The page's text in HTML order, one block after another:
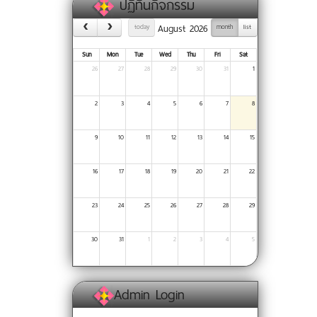
ปฏิทินกิจกรรม
today month list
August 2026
Sun Mon Tue Wed Thu Fri
Sat
26
27 28 29 30 31 1
2 3 4 5 6 7 8
9 10 11 12 13 14 15
16 17 18 19 20 21 22
23 24 25 26 27 28 29
30 31 1 2 3 4 5
Admin Login